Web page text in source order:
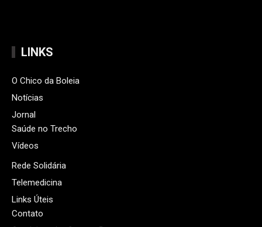
LINKS
O Chico da Boleia
Notícias
Jornal
Saúde no Trecho
Vídeos
Rede Solidária
Telemedicina
Links Úteis
Contato